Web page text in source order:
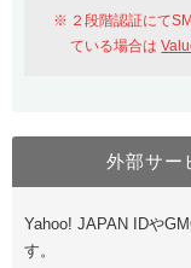
２段階認証にて
ている場合は
外部サー
Yahoo! JAPAN IDや
す。